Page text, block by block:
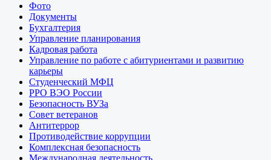
Фото
Документы
Бухгалтерия
Управление планирования
Кадровая работа
Управление по работе с абитуриентами и развитию
карьеры
Студенческий МФЦ
РРО ВЭО России
Безопасность ВУЗа
Совет ветеранов
Антитеррор
Противодействие коррупции
Комплексная безопасность
Международная деятельность